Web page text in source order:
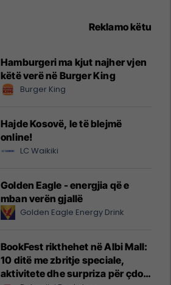
Reklamo këtu
Hamburgeri ma kjut najher vjen
këtë verë në Burger King
Burger King
Hajde Kosovë, le të blejmë
online!
LC Waikiki
Golden Eagle - energjia që e
mban verën gjallë
Golden Eagle Energy Drink
BookFest rikthehet në Albi Mall:
10 ditë me zbritje speciale,
aktivitete dhe surpriza për çdo